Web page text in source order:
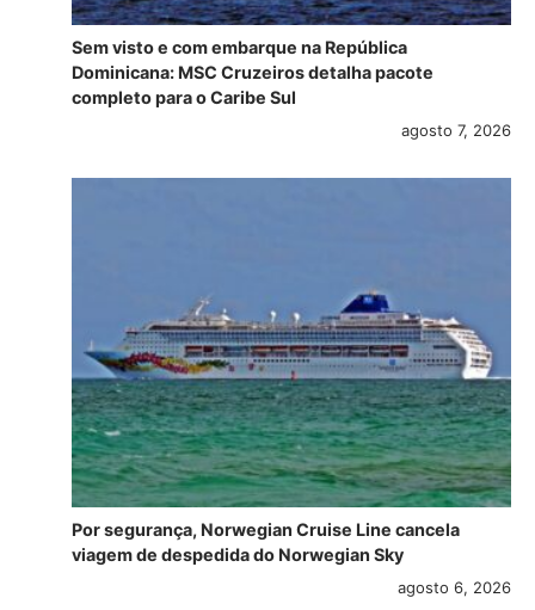
Sem visto e com embarque na República
Dominicana: MSC Cruzeiros detalha pacote
completo para o Caribe Sul
agosto 7, 2026
Por segurança, Norwegian Cruise Line cancela
viagem de despedida do Norwegian Sky
agosto 6, 2026